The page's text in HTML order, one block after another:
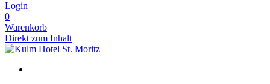
Login
0
Warenkorb
Direkt zum Inhalt